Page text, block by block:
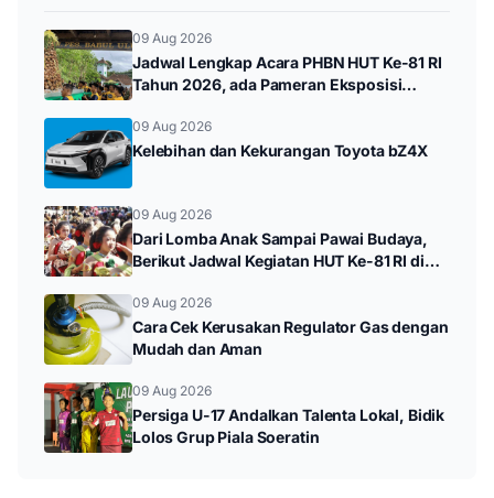
09 Aug 2026
Jadwal Lengkap Acara PHBN HUT Ke-81 RI
Tahun 2026, ada Pameran Eksposisi
09 Aug 2026
Kelebihan dan Kekurangan Toyota bZ4X
09 Aug 2026
Dari Lomba Anak Sampai Pawai Budaya,
Berikut Jadwal Kegiatan HUT Ke-81 RI di
09 Aug 2026
Cara Cek Kerusakan Regulator Gas dengan
Mudah dan Aman
09 Aug 2026
Persiga U-17 Andalkan Talenta Lokal, Bidik
Lolos Grup Piala Soeratin